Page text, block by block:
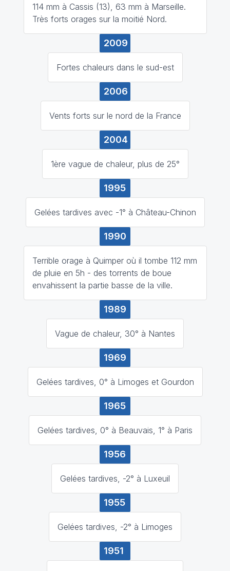
114 mm à Cassis (13), 63 mm à Marseille.
Très forts orages sur la moitié Nord.
2009
Fortes chaleurs dans le sud-est
2006
Vents forts sur le nord de la France
2004
1ère vague de chaleur, plus de 25°
1995
Gelées tardives avec -1° à Château-Chinon
1990
Terrible orage à Quimper où il tombe 112 mm
de pluie en 5h - des torrents de boue
envahissent la partie basse de la ville.
1989
Vague de chaleur, 30° à Nantes
1969
Gelées tardives, 0° à Limoges et Gourdon
1965
Gelées tardives, 0° à Beauvais, 1° à Paris
1956
Gelées tardives, -2° à Luxeuil
1955
Gelées tardives, -2° à Limoges
1951